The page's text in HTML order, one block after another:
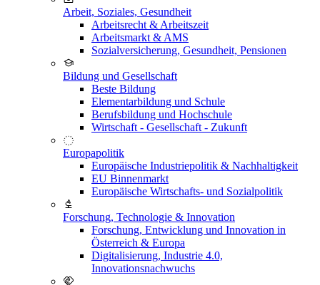
Arbeit, Soziales, Gesundheit
Arbeitsrecht & Arbeitszeit
Arbeitsmarkt & AMS
Sozialversicherung, Gesundheit, Pensionen
Bildung und Gesellschaft
Beste Bildung
Elementarbildung und Schule
Berufsbildung und Hochschule
Wirtschaft - Gesellschaft - Zukunft
Europapolitik
Europäische Industriepolitik & Nachhaltigkeit
EU Binnenmarkt
Europäische Wirtschafts- und Sozialpolitik
Forschung, Technologie & Innovation
Forschung, Entwicklung und Innovation in
Österreich & Europa
Digitalisierung, Industrie 4.0,
Innovationsnachwuchs